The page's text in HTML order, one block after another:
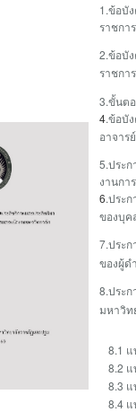
1.ข้อบั
ราชกา
2.ข้อบั
ราชกา
3.ขั้นต
4.ข้อบั
อาจาร
5.ประ
งานกา
6.ประ
ของบุค
7.ประ
ของผู้ด
8.ประ
มหาวิท
8.1
8.2
8.3
8.4